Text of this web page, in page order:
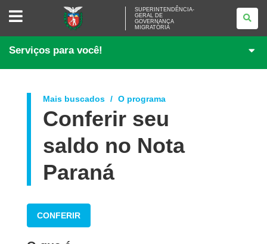
SUPERINTENDÊNCIA-
GOVERNANÇA
SUPERINTENDÊNCIA-
GERAL DE
GOVERNANÇA
MIGRATÓRIA
Serviços para você!
Mais buscados O programa
Conferir seu
saldo no Nota
Paraná
CONFERIR